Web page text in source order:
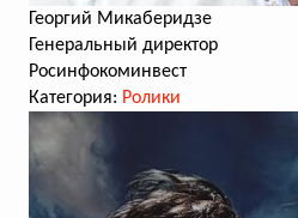
Георгий Микаберидзе
Генеральный директор
Росинфокоминвест
Категория: Ролики